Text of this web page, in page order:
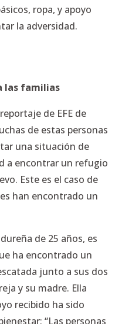
ropa, y apoyo
la adversidad.
las familias
de EFE de
de estas personas
una situación de
a encontrar un refugio
Este es el caso de
han encontrado un
de 25 años, es
ha encontrado un
junto a sus dos
y su madre. Ella
recibido ha sido
“Las personas